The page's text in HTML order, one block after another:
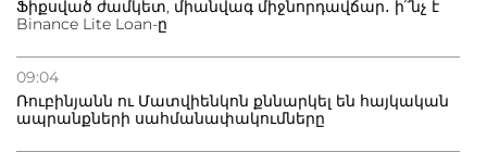
Ֆիքսված ժամկետ, միանվագ միջնորդավճար․ ի՞նչ է
Binance Lite Loan-ը
09:04
Ռուբինյանն ու Մատվիենկոն քննարկել են հայկական
ապրանքների սահմանափակումները
Բաքվի բանտից գեներալ Մանուկյանը դիմել է
Փաշինյանին